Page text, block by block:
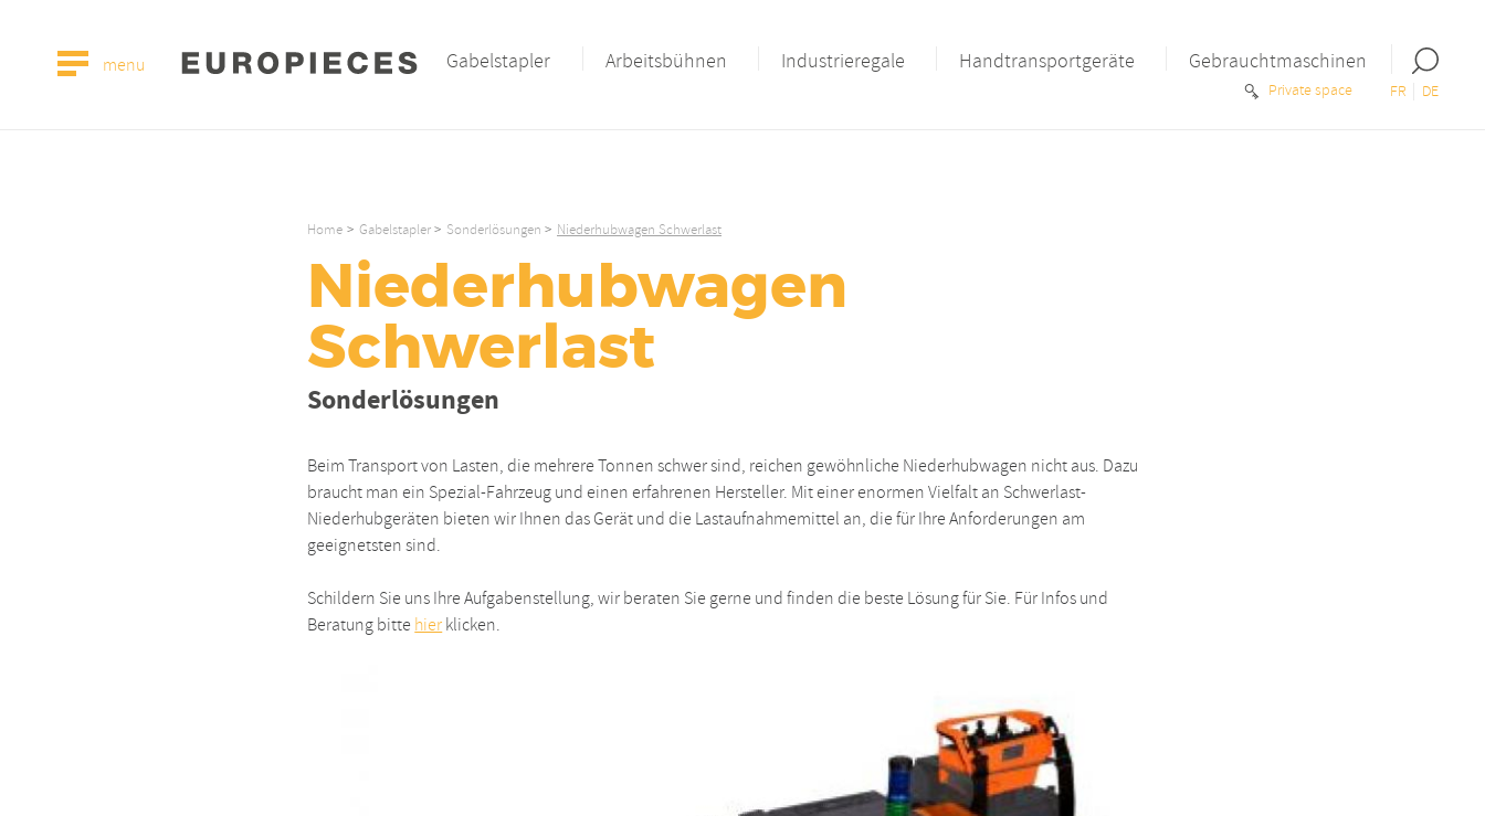
menu
Private space FR DE
Gabelstapler Arbeitsbühnen Industrieregale Handtransportgeräte Gebrauchtmaschinen
Open
the
Home Gabelstapler Sonderlösungen Niederhubwagen Schwerlast
Niederhubwagen
Schwerlast
Sonderlösungen
Beim Transport von Lasten, die mehrere Tonnen schwer sind, reichen gewöhnliche Niederhubwagen nicht aus. Dazu
braucht man ein Spezial-Fahrzeug und einen erfahrenen Hersteller. Mit einer enormen Vielfalt an Schwerlast-
Niederhubgeräten bieten wir Ihnen das Gerät und die Lastaufnahmemittel an, die für Ihre Anforderungen am
geeignetsten sind.
Schildern Sie uns Ihre Aufgabenstellung, wir beraten Sie gerne und finden die beste Lösung für Sie. Für Infos und
Beratung bitte hier klicken.